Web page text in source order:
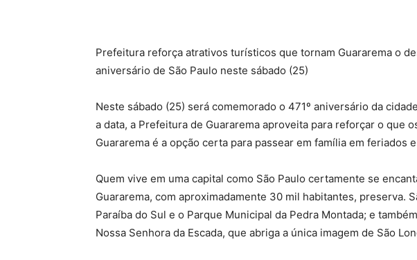
Prefeitura reforça atrativos turísticos que tornam Guararema o
aniversário de São Paulo neste sábado (25)
Neste sábado (25) será comemorado o 471º aniversário da
a data, a Prefeitura de Guararema aproveita para reforçar o que
Guararema é a opção certa para passear em família em feriados
Quem vive em uma capital como São Paulo certamente se
Guararema, com aproximadamente 30 mil habitantes, preserva.
Paraíba do Sul e o Parque Municipal da Pedra Montada; e
Nossa Senhora da Escada, que abriga a única imagem de São